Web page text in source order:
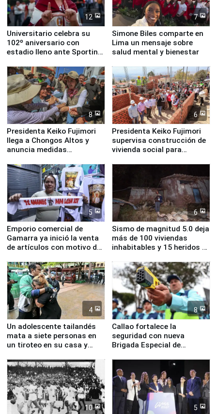
12
Universitario celebra su
102º aniversario con
estadio lleno ante Sporting
7
Simone Biles comparte en
Lima un mensaje sobre
salud mental y bienestar
8
Presidenta Keiko Fujimori
llega a Chongos Altos y
anuncia medidas
educación, salud y empleo
6
Presidenta Keiko Fujimori
supervisa construcción de
vivienda social para
5
Emporio comercial de
Gamarra ya inició la venta
de artículos con motivo de
6
Sismo de magnitud 5.0 deja
más de 100 viviendas
inhabitables y 15 heridos en
4
Un adolescente tailandés
mata a siete personas en
un tiroteo en su casa y
8
Callao fortalece la
seguridad con nueva
Brigada Especial de
equipamiento para
Serenazgo
10 5